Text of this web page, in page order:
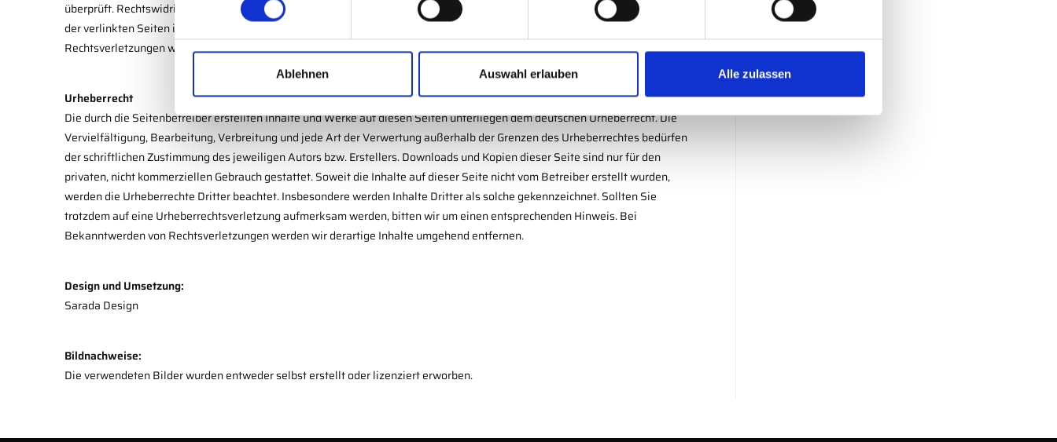
w
i
l
g
s
a
u
s
Ablehnen Auswahl erlauben Alle zulassen
überprüft. Rechtswidrige Inhalte waren zum Zeitpunkt der Verlinkung nicht erkennbar. Eine permanente inhaltliche Kontrolle
der verlinkten Seiten ist jedoch ohne konkrete Anhaltspunkte einer Rechtsverletzung nicht zumutbar. Bei Bekanntwerden von
Rechtsverletzungen werden wir derartige Links umgehend entfernen.
Urheberrecht
Die durch die Seitenbetreiber erstellten Inhalte und Werke auf diesen Seiten unterliegen dem deutschen Urheberrecht. Die
Vervielfältigung, Bearbeitung, Verbreitung und jede Art der Verwertung außerhalb der Grenzen des Urheberrechtes bedürfen
der schriftlichen Zustimmung des jeweiligen Autors bzw. Erstellers. Downloads und Kopien dieser Seite sind nur für den
privaten, nicht kommerziellen Gebrauch gestattet. Soweit die Inhalte auf dieser Seite nicht vom Betreiber erstellt wurden,
werden die Urheberrechte Dritter beachtet. Insbesondere werden Inhalte Dritter als solche gekennzeichnet. Sollten Sie
trotzdem auf eine Urheberrechtsverletzung aufmerksam werden, bitten wir um einen entsprechenden Hinweis. Bei
Bekanntwerden von Rechtsverletzungen werden wir derartige Inhalte umgehend entfernen.
Design und Umsetzung:
Sarada Design
Bildnachweise:
Die verwendeten Bilder wurden entweder selbst erstellt oder lizenziert erworben.